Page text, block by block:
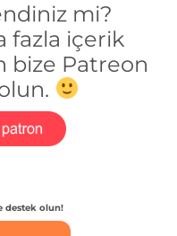
mi?
fazla içerik
bize Patreon
destek olun!